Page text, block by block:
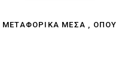
ΜΕΣΑ , ΟΠΟΥ